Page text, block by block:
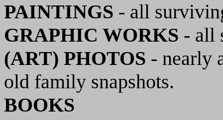
PAINTINGS - all
GRAPHIC WORKS - all
(ART) PHOTOS - nearly
old family snapshots.
BOOKS